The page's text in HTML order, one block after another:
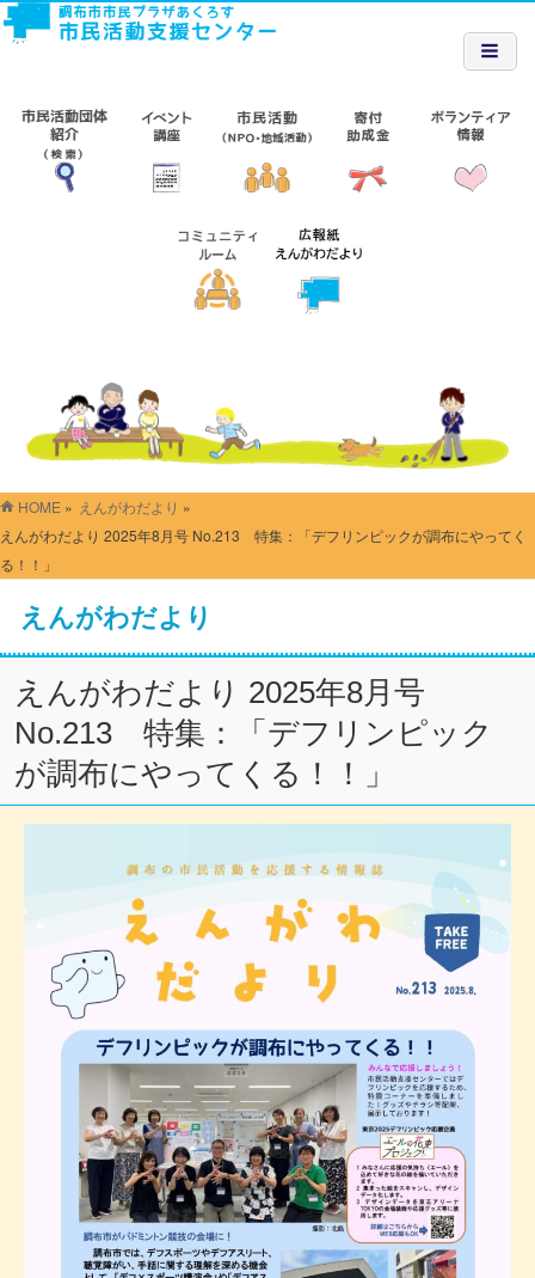
HOME » えんがわだより »
えんがわだより 2025年8月号 No.213 特集：「デフリンピックが調布にやってく
る！！」
えんがわだより
えんがわだより 2025年8月号
No.213 特集：「デフリンピック
が調布にやってくる！！」